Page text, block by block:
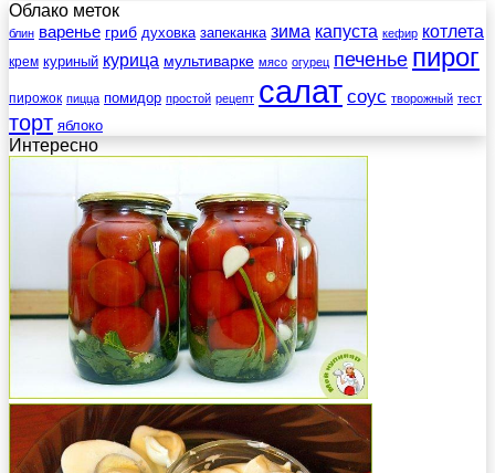
Облако меток
блин варенье гриб духовка запеканка зима капуста кефир котлета
крем куриный курица мультиварке мясо огурец печенье пирог
пирожок пицца помидор простой рецепт салат соус творожный тест
торт яблоко
Интересно